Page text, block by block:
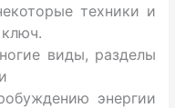
техники и
виды, разделы
энергии